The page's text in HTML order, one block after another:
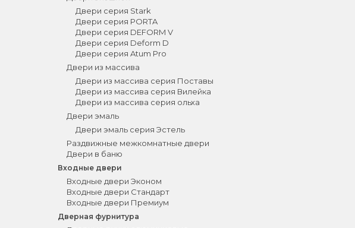
Двери серия Stark
Двери серия PORTA
Двери серия DEFORM V
Двери серия Deform D
Двери серия Atum Pro
Двери из массива
Двери из массива серия Поставы
Двери из массива серия Вилейка
Двери из массива серия ольха
Двери эмаль
Двери эмаль серия Эстель
Раздвижные межкомнатные двери
Двери в баню
Входные двери
Входные двери Эконом
Входные двери Стандарт
Входные двери Премиум
Дверная фурнитура